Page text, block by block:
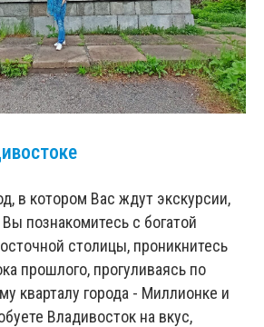
в котором Вас ждут экскурсии,
познакомитесь с богатой
столицы, проникнитесь
прошлого, прогуливаясь по
кварталу города - Миллионке и
Владивосток на вкус,